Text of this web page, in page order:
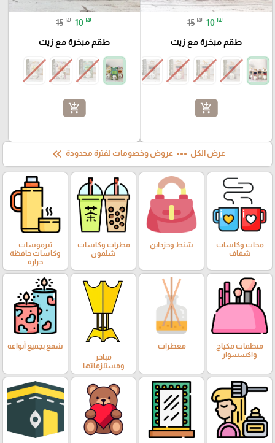
15 ₪ 10 ₪
طقم مبخرة مع زيت
add_shopping_cart
15 ₪ 10 ₪
طقم مبخرة مع زيت
add_shopping_cart
عرض الكل more_horiz عروض وخصومات لفترة محدودة keyboard_double_arrow_left
مجات وكاسات
شفاف
شنط وجزداين
مطرات وكاسات
شلمون
ثيرموسات
وكاسات حافظة
حرارة
منظمات مكياج
واكسسوار
معطرات
مباخر
ومستلزماتها
شمع بجميع أنواعه